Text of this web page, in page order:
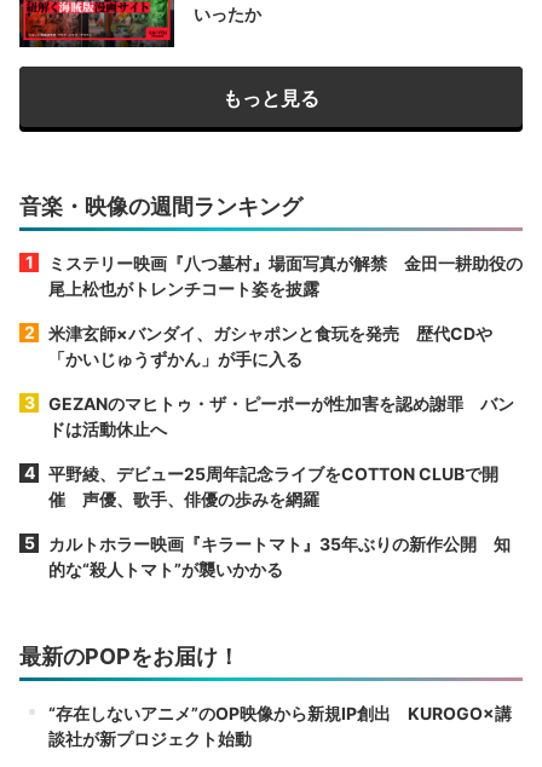
いったか
もっと見る
音楽・映像の週間ランキング
ミステリー映画『八つ墓村』場面写真が解禁 金田一耕助役の
尾上松也がトレンチコート姿を披露
米津玄師×バンダイ、ガシャポンと食玩を発売 歴代CDや
「かいじゅうずかん」が手に入る
GEZANのマヒトゥ・ザ・ピーポーが性加害を認め謝罪 バン
ドは活動休止へ
平野綾、デビュー25周年記念ライブをCOTTON CLUBで開
催 声優、歌手、俳優の歩みを網羅
カルトホラー映画『キラートマト』35年ぶりの新作公開 知
的な“殺人トマト”が襲いかかる
最新のPOPをお届け！
“存在しないアニメ”のOP映像から新規IP創出 KUROGO×講
談社が新プロジェクト始動